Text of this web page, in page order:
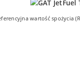
wartość spożycia